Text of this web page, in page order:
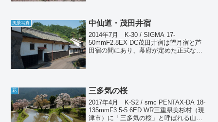
風景写真 中仙道・茂田井宿
2014年7月 K-30 / SIGMA 17-
50mmF2.8EX DC茂田井宿は望月宿と芦
田宿の間にあり、幕府が定めた正式な宿
花 三多気の桜
2017年4月 K-S2 / smc PENTAX-DA 18-
135mmF3.5-5.6ED WR三重県美杉村（現
津市）に「三多気の桜」と呼ばれる山桜